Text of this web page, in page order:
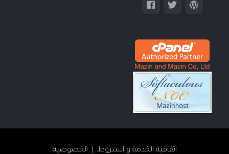
اتفاقية الخدمة و الشروط | الخصوصية